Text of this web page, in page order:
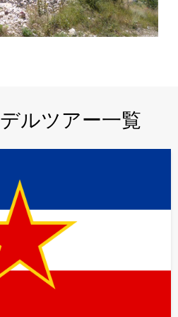
ルツアー一覧